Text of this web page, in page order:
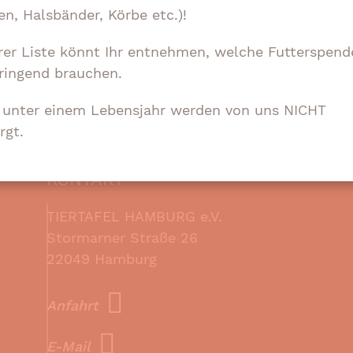
Vielen Dank liebe Mirja, toll, dass Du dabei
Hier geht’s zum Artikel des Festes >
KONTAKT
TIERTAFEL HAMBURG e.V.
Stormarner Straße 26
22049 Hamburg
Anfahrt
E-Mail
Halsbänder, Körbe etc.)!
Liste könnt Ihr entnehmen, welche
brauchen.
einem Lebensjahr werden von uns NICHT